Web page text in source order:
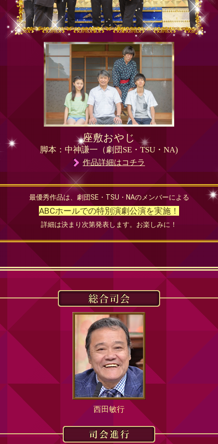
座敷おやじ
脚本：中神謙一（劇団SE・TSU・NA)
作品詳細はコチラ
最優秀作品は、劇団SE・TSU・NAのメンバーによる
ABCホールでの特別演劇公演を実施！
詳細は決まり次第発表します。お楽しみに！
西田敏行